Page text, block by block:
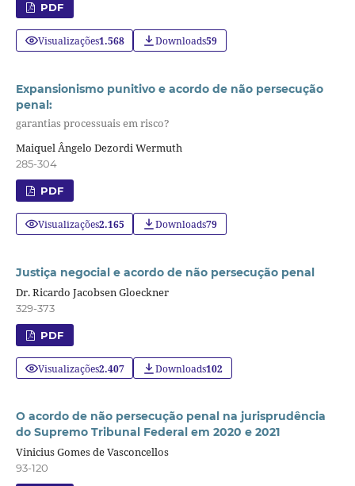
PDF
Visualizações1.568 Downloads59
Expansionismo punitivo e acordo de não persecução
penal:
garantias processuais em risco?
Maiquel Ângelo Dezordi Wermuth
285-304
PDF
Visualizações2.165 Downloads79
Justiça negocial e acordo de não persecução penal
Dr. Ricardo Jacobsen Gloeckner
329-373
PDF
Visualizações2.407 Downloads102
O acordo de não persecução penal na jurisprudência
do Supremo Tribunal Federal em 2020 e 2021
Vinicius Gomes de Vasconcellos
93-120